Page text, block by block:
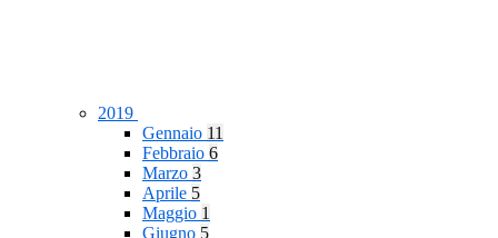
2019
Gennaio 11
Febbraio 6
Marzo 3
Aprile 5
Maggio 1
Giugno 5